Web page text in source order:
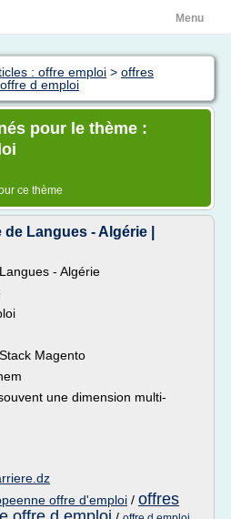
Menu
: offre emploi > offres
d emploi
pour le thème :
ce thème
Langues - Algérie |
- Algérie
Magento
une dimension multi-
offre d'emploi / offres